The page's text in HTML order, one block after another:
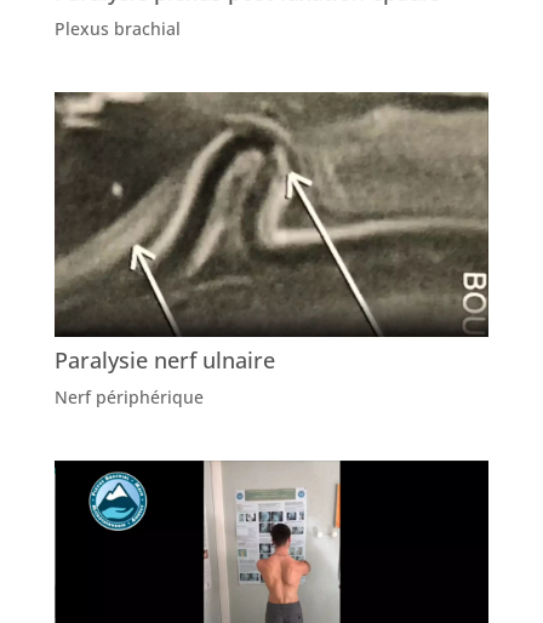
Plexus brachial
Paralysie nerf ulnaire
Nerf périphérique